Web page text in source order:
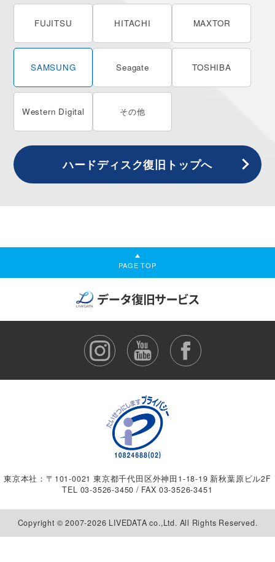
FUJITSU HITACHI MAXTOR
SAMSUNG Seagate TOSHIBA
Western Digital その他
ハードディスク復旧トップへ
PAGE TOP
東京本社：〒101-0021 東京都千代田区外神田1-18-19 新秋葉原ビル2F
TEL 03-3526-3450 / FAX 03-3526-3451
Copyright © 2007-2026 LIVEDATA co.,Ltd. All Rights Reserved.